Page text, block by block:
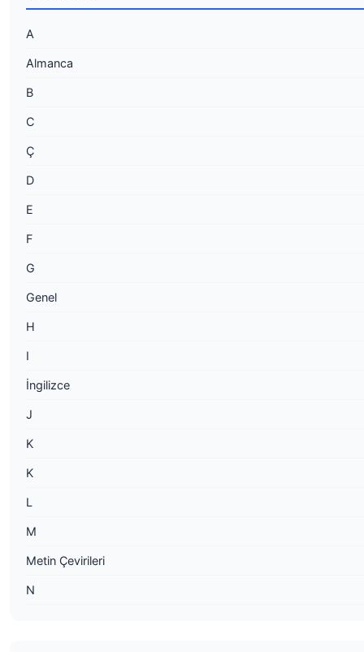
A
Almanca
B
C
Ç
D
E
F
G
Genel
H
I
İngilizce
J
K
K
L
M
Metin Çevirileri
N